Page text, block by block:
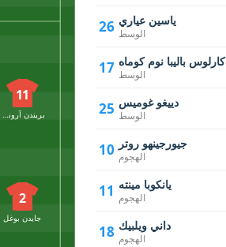
11
2
جايدن بوغل
26 ياسين عياري
الوسط
17 كارلوس باليبا نوم كوماه
الوسط
25 دييغو غوميس
الوسط
10 جيورجينهو روتر
الهجوم
11 يانكوبا مينته
الهجوم
18 داني ويلبيك
الهجوم